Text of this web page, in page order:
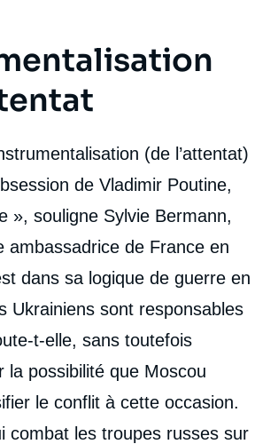
(de l’attentat)
de Vladimir Poutine,
», souligne Sylvie Bermann,
ambassadrice de France en
dans sa logique de guerre en
Ukrainiens sont responsables
t-elle, sans toutefois
la possibilité que Moscou
le conflit à cette occasion.
combat les troupes russes sur